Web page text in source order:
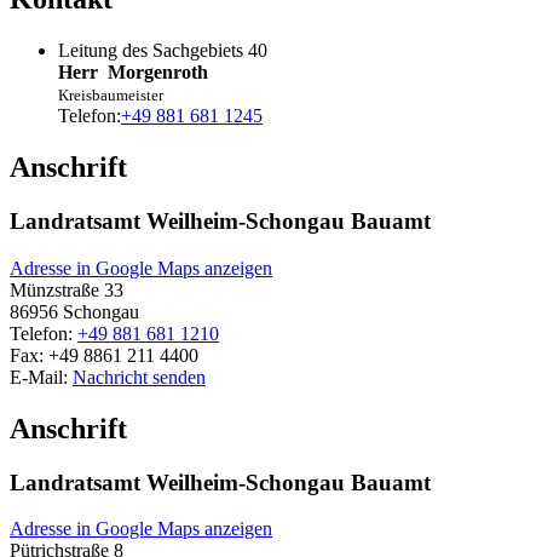
Leitung des Sachgebiets 40
Herr Morgenroth
Kreisbaumeister
Telefon:+49 881 681 1245
Anschrift
Landratsamt Weilheim-Schongau Bauamt
Adresse in Google Maps anzeigen
Münzstraße 33
86956 Schongau
Telefon: +49 881 681 1210
Fax: +49 8861 211 4400
E-Mail: Nachricht senden
Anschrift
Landratsamt Weilheim-Schongau Bauamt
Adresse in Google Maps anzeigen
Pütrichstraße 8